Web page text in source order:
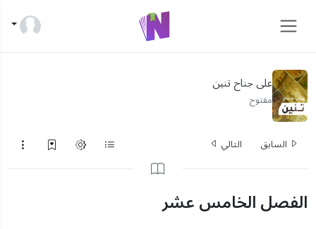
على جناح تنين
مفتوح
السابق التالي
الفصل الخامس عشر